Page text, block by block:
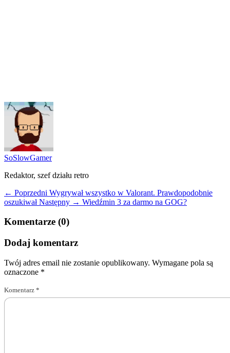
SoSlowGamer
Redaktor, szef działu retro
← Poprzedni Wygrywał wszystko w Valorant. Prawdopodobnie
oszukiwał Następny → Wiedźmin 3 za darmo na GOG?
Komentarze (0)
Dodaj komentarz
Twój adres email nie zostanie opublikowany. Wymagane pola są
oznaczone *
Komentarz *